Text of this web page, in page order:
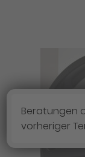
Beratungen
vorheriger